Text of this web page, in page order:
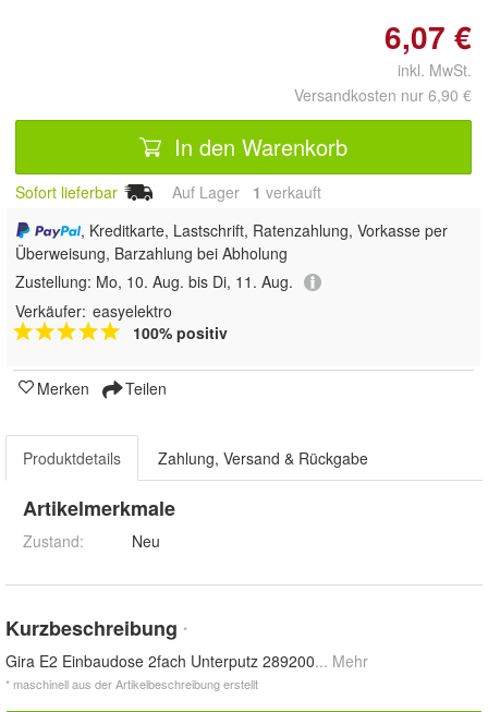
6,07 €
inkl. MwSt.
Versandkosten nur 6,90 €
In den Warenkorb
Sofort lieferbar Auf Lager 1 verkauft
, Kreditkarte, Lastschrift, Ratenzahlung, Vorkasse per
Überweisung, Barzahlung bei Abholung
Zustellung: Mo, 10. Aug. bis Di, 11. Aug.
Verkäufer: easyelektro
100% positiv
Merken Teilen
Produktdetails Zahlung, Versand & Rückgabe
Artikelmerkmale
Zustand: Neu
Kurzbeschreibung *
Gira E2 Einbaudose 2fach Unterputz 289200... Mehr
* maschinell aus der Artikelbeschreibung erstellt